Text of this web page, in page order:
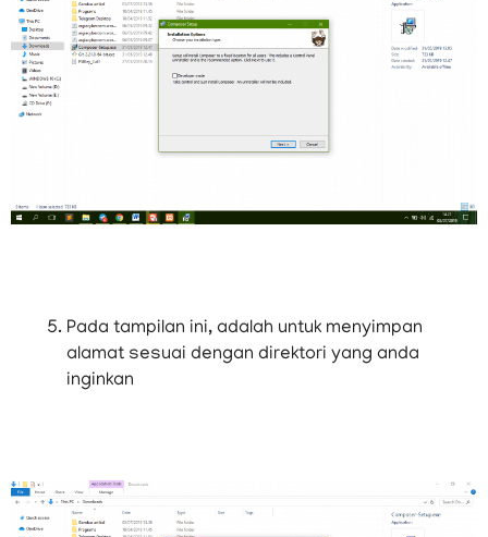
Pada tampilan ini, adalah untuk menyimpan
alamat sesuai dengan direktori yang anda
inginkan